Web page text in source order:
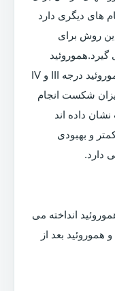
های دیگری دارد
روش برای
گیرد.هموروئید
کتومی استاپلر،عمدتا در بیماران مبتلا به هموروئید درجه III و IV
شکست انجام
داده اند
و بهبودی
دارد.
انداخته می
بعد از